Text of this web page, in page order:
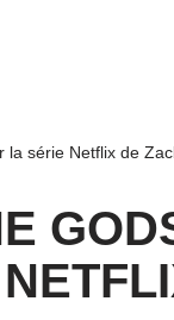
la série Netflix de